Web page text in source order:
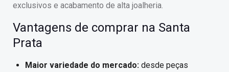
exclusivos e acabamento de alta joalheria.
Vantagens de comprar na Santa
Prata
Maior variedade do mercado: desde peças